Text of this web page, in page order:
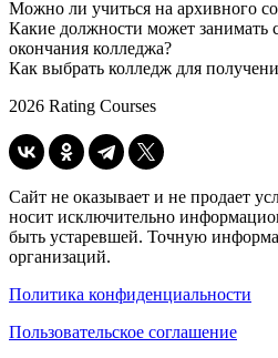
Можно ли учиться на архивного
Какие должности может занимать
окончания колледжа?
Как выбрать колледж для
2026 Rating Courses
Сайт не оказывает и не продает
носит исключительно
быть устаревшей. Точную
организаций.
Политика конфиденциальности
Пользовательское соглашение